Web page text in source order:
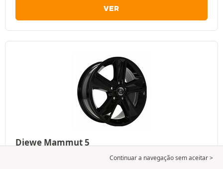
VER
Diewe Mammut 5
Continuar a navegação sem aceitar >